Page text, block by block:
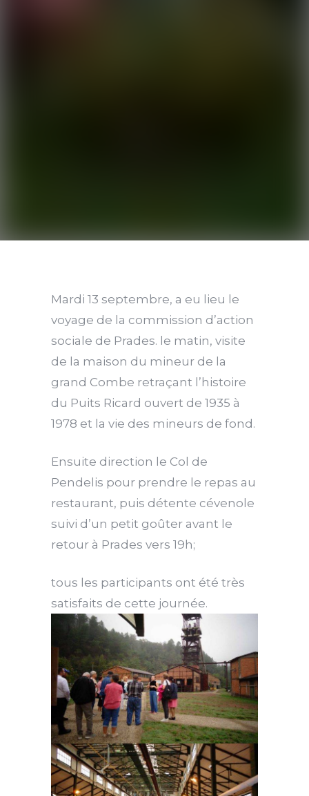
Mardi 13 septembre, a eu lieu le
voyage de la commission d’action
sociale de Prades. le matin, visite
de la maison du mineur de la
grand Combe retraçant l’histoire
du Puits Ricard ouvert de 1935 à
1978 et la vie des mineurs de fond.
Ensuite direction le Col de
Pendelis pour prendre le repas au
restaurant, puis détente cévenole
suivi d’un petit goûter avant le
retour à Prades vers 19h;
tous les participants ont été très
satisfaits de cette journée.